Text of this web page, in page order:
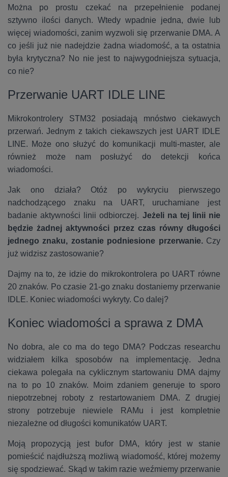
Można po prostu czekać na przepełnienie podanej
sztywno ilości danych. Wtedy wpadnie jedna, dwie lub
więcej wiadomości, zanim wyzwoli się przerwanie DMA. A
co jeśli już nie nadejdzie żadna wiadomość, a ta ostatnia
była krytyczna? No nie jest to najwygodniejsza sytuacja,
co nie?
Przerwanie UART IDLE LINE
Mikrokontrolery STM32 posiadają mnóstwo ciekawych
przerwań. Jednym z takich ciekawszych jest UART IDLE
LINE. Może ono służyć do komunikacji multi-master, ale
również może nam posłużyć do detekcji końca
wiadomości.
Jak ono działa? Otóż po wykryciu pierwszego
nadchodzącego znaku na UART, uruchamiane jest
badanie aktywności linii odbiorczej. Jeżeli na tej linii nie
będzie żadnej aktywności przez czas równy długości
jednego znaku, zostanie podniesione przerwanie.Czy
już widzisz zastosowanie?
Dajmy na to, że idzie do mikrokontrolera po UART równe
20 znaków. Po czasie 21-go znaku dostaniemy przerwanie
IDLE. Koniec wiadomości wykryty. Co dalej?
Koniec wiadomości a sprawa z DMA
No dobra, ale co ma do tego DMA? Podczas researchu
widziałem kilka sposobów na implementację. Jedna
ciekawa polegała na cyklicznym startowaniu DMA dajmy
na to po 10 znaków. Moim zdaniem generuje to sporo
niepotrzebnej roboty z restartowaniem DMA. Z drugiej
strony potrzebuje niewiele RAMu i jest kompletnie
niezależne od długości komunikatów UART.
Moją propozycją jest bufor DMA, który jest w stanie
pomieścić najdłuższą możliwą wiadomość, której możemy
się spodziewać. Skąd w takim razie weźmiemy przerwanie